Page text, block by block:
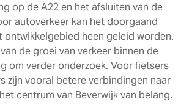
op de A22 en het afsluiten van de
autoverkeer kan het doorgaand
ontwikkelgebied heen geleid worden.
de groei van verkeer binnen de
om verder onderzoek. Voor fietsers
zijn vooral betere verbindingen naar
centrum van Beverwijk van belang.